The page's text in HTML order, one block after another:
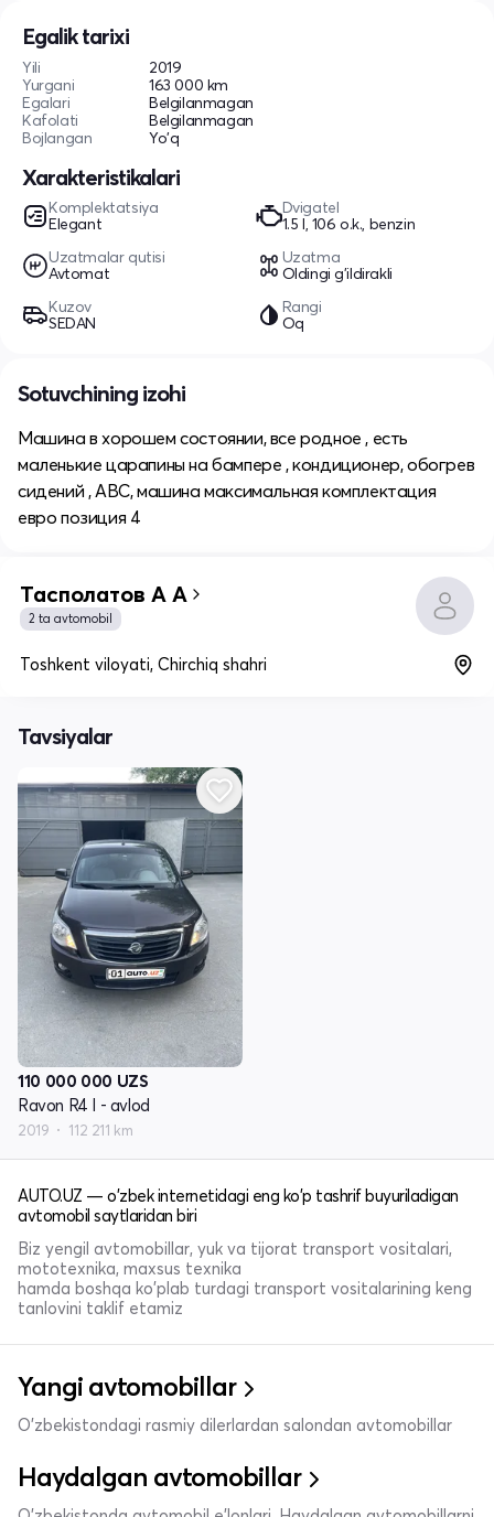
Egalik tarixi
Yili
2019
Yurgani
163 000 km
Egalari
Belgilanmagan
Kafolati
Belgilanmagan
Bojlangan
Yo'q
Xarakteristikalari
Komplektatsiya
Elegant
Dvigatel
1.5 l, 106 o.k., benzin
Uzatmalar qutisi
Avtomat
Uzatma
Oldingi g'ildirakli
Kuzov
SEDAN
Rangi
Oq
Sotuvchining izohi
Машина в хорошем состоянии, все родное , есть
маленькие царапины на бампере , кондиционер, обогрев
сидений , ABC, машина максимальная комплектация
евро позиция 4
Тасполатов А А
2 ta avtomobil
Toshkent viloyati, Chirchiq shahri
Tavsiyalar
110 000 000 UZS
Ravon R4 I - avlod
2019 112 211 km
AUTO.UZ — o'zbek internetidagi eng ko'p tashrif buyuriladigan
avtomobil saytlaridan biri
Biz yengil avtomobillar, yuk va tijorat transport vositalari,
mototexnika, maxsus texnika
hamda boshqa ko'plab turdagi transport vositalarining keng
tanlovini taklif etamiz
Yangi avtomobillar
O'zbekistondagi rasmiy dilerlardan salondan avtomobillar
Haydalgan avtomobillar